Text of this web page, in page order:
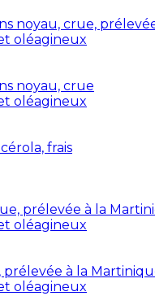
noyau, crue,
oléagineux
noyau, crue
oléagineux
frais
prélevée à la
oléagineux
prélevée à la
oléagineux